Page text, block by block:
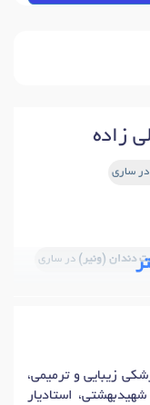
زاده
در ساری
دندان (ونیر) در ساری
زیبایی و ترمیمی،
استادیار